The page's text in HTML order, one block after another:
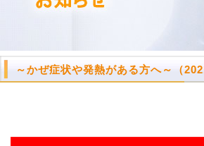
～かぜ症状や発熱がある方へ～ （